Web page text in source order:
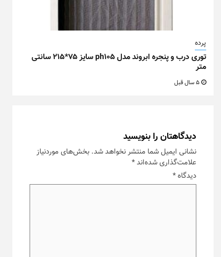
پرده
توری درب و پنجره ابروند مدل ph105 سایز ۷۵*۲۱۵ سانتی
متر
دیدگاهتان را بنویسید
نشانی ایمیل شما منتشر نخواهد شد. بخش‌های موردنیاز
علامت‌گذاری شده‌اند*
دیدگاه*